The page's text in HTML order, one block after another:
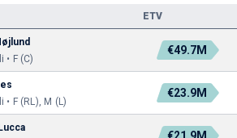
ETV
• F (C)
€49.7M
• F (RL), M (L)
€23.9M
€21.9M